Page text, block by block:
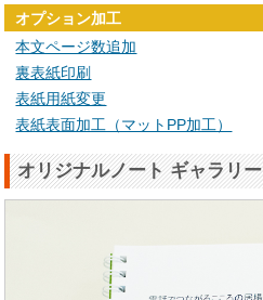
オプション加工
本文ページ数追加
裏表紙印刷
表紙用紙変更
表紙表面加工（マットPP加工）
オリジナルノート ギャラリー